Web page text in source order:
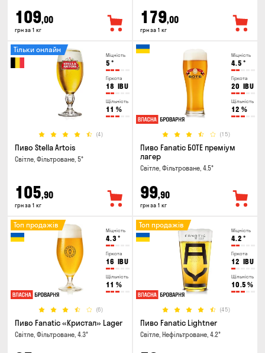
109,00
грн за 1 кг
179,00
грн за 1 кг
Міцність
5 °
Гіркота
18 IBU
Щільність
11 %
(4)
Тільки онлайн
Пиво Stella Artois
Світле, Фільтроване, 5°
105,90
грн за 1 кг
Міцність
4.5 °
Гіркота
20 IBU
Щільність
12 %
(15)
Пиво Fanatic БОТЕ преміум
лагер
Світле, Фільтроване, 4.5°
99,90
грн за 1 кг
Міцність
4.3°
Гіркота
16 IBU
Щільність
11 %
(6)
Топ продажів
Пиво Fanatic «Кристал» Lager
Світле, Фільтроване, 4.3°
Міцність
4.2 °
Гіркота
12 IBU
Щільність
10.5 %
(45)
Топ продажів
Пиво Fanatic Lightner
Світле, Нефільтроване, 4.2°